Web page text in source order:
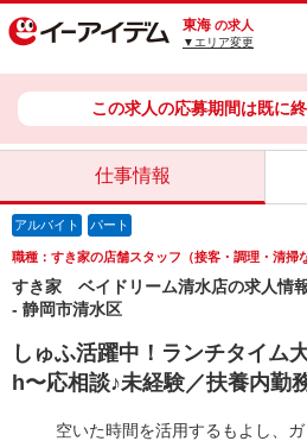
東海 の求人
▼エリア変更
この求人の応募期間は既に
仕事情報
アルバイト パート
職種：すき家の店舗スタッフ（接客・調理・清掃
すき家 ベイドリーム清水店の求人情
- 静岡市清水区
しゅふ活躍中！ランチタイム
h〜応相談♪未経験／扶養内
空いた時間を活用するもよし、